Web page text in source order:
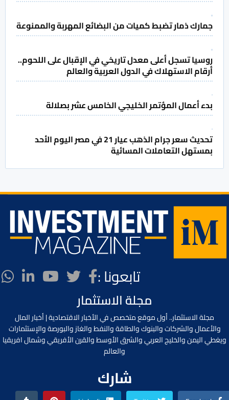
جمارك ذمار تضبط كميات من البضائع المهربة والممنوعة
روسيا تسجل أعلى معدل تاريخي في الإقبال على اللحوم..
أرقام الاستهلاك في الدول العربية والعالم
بدء أعمال المؤتمر الخليجي الخامس عشر بصلالة
تحديث سعر جرام الذهب عيار 21 في مصر اليوم الأحد
بمستهل التعاملات المسائية
تابعونا :
مجلة الاستثمار
مجلة الاستثمار.. أول موقع متخصص في الأخبار الاقتصادية | أخبار المال
والأعمال والشركات والبنوك والطاقة والنفط والغاز والبورصة والإستثمارات
ويغطي اليمن والخليج العربي والشرق الأوسط والقرن الأفريقي وشمال افريقيا
والعالم
شارك